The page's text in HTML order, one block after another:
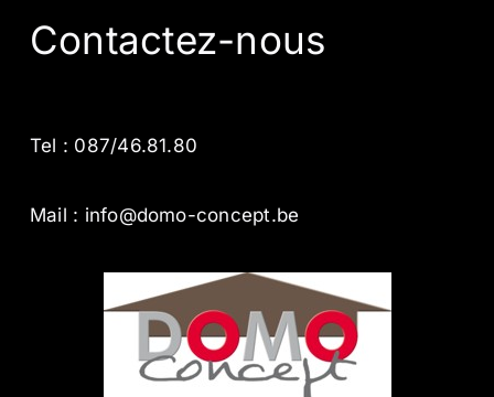
Contactez-nous
Tel : 087/46.81.80
Mail : info@domo-concept.be